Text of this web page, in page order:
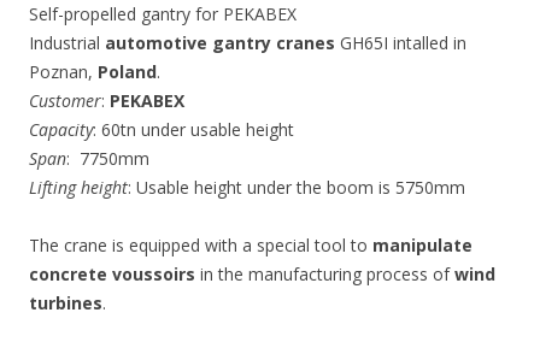
Self-propelled gantry for PEKABEX
Industrial automotive gantry cranes GH65I intalled in
Poznan, Poland.
Customer: PEKABEX
Capacity: 60tn under usable height
Span: 7750mm
Lifting height: Usable height under the boom is 5750mm
The crane is equipped with a special tool to manipulate
concrete voussoirs in the manufacturing process ofwind
turbines.